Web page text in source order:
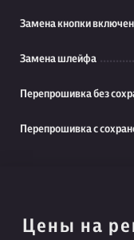
Замена кнопки
Замена шлейфа
Перепрошивка без
Перепрошивка с
Цены на